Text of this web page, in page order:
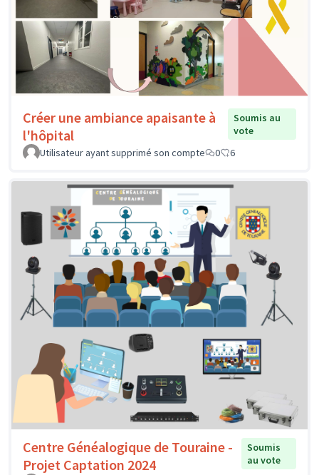
Créer une ambiance apaisante à
l'hôpital
Soumis au
vote
Utilisateur ayant supprimé son compte
0 6
Centre Généalogique de Touraine -
Projet Captation 2024
Soumis
au vote